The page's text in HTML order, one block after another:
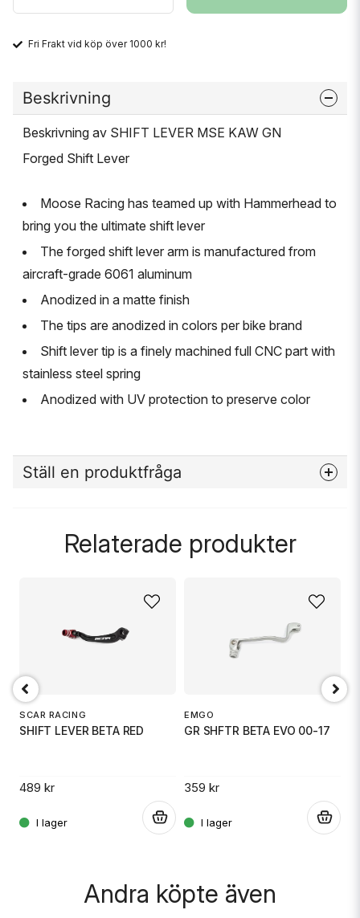
Fri Frakt vid köp över 1000 kr!
Beskrivning
Beskrivning av SHIFT LEVER MSE KAW GN
Forged Shift Lever
Moose Racing has teamed up with Hammerhead to
bring you the ultimate shift lever
The forged shift lever arm is manufactured from
aircraft-grade 6061 aluminum
Anodized in a matte finish
The tips are anodized in colors per bike brand
Shift lever tip is a finely machined full CNC part with
stainless steel spring
Anodized with UV protection to preserve color
Ställ en produktfråga
Ja, ni får publicera min fråga
Skicka fråga
Relaterade produkter
SCAR RACING
SHIFT LEVER BETA RED
489 kr
EMGO
GR SHFTR BETA EVO 00-17
359 kr
Andra köpte även